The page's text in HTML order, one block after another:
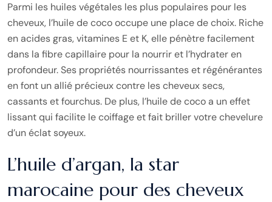
Parmi les huiles végétales les plus populaires pour les
cheveux, l’huile de coco occupe une place de choix. Riche
en acides gras, vitamines E et K, elle pénètre facilement
dans la fibre capillaire pour la nourrir et l’hydrater en
profondeur. Ses propriétés nourrissantes et régénérantes
en font un allié précieux contre les cheveux secs,
cassants et fourchus. De plus, l’huile de coco a un effet
lissant qui facilite le coiffage et fait briller votre chevelure
d’un éclat soyeux.
L’huile d’argan, la star
marocaine pour des cheveux